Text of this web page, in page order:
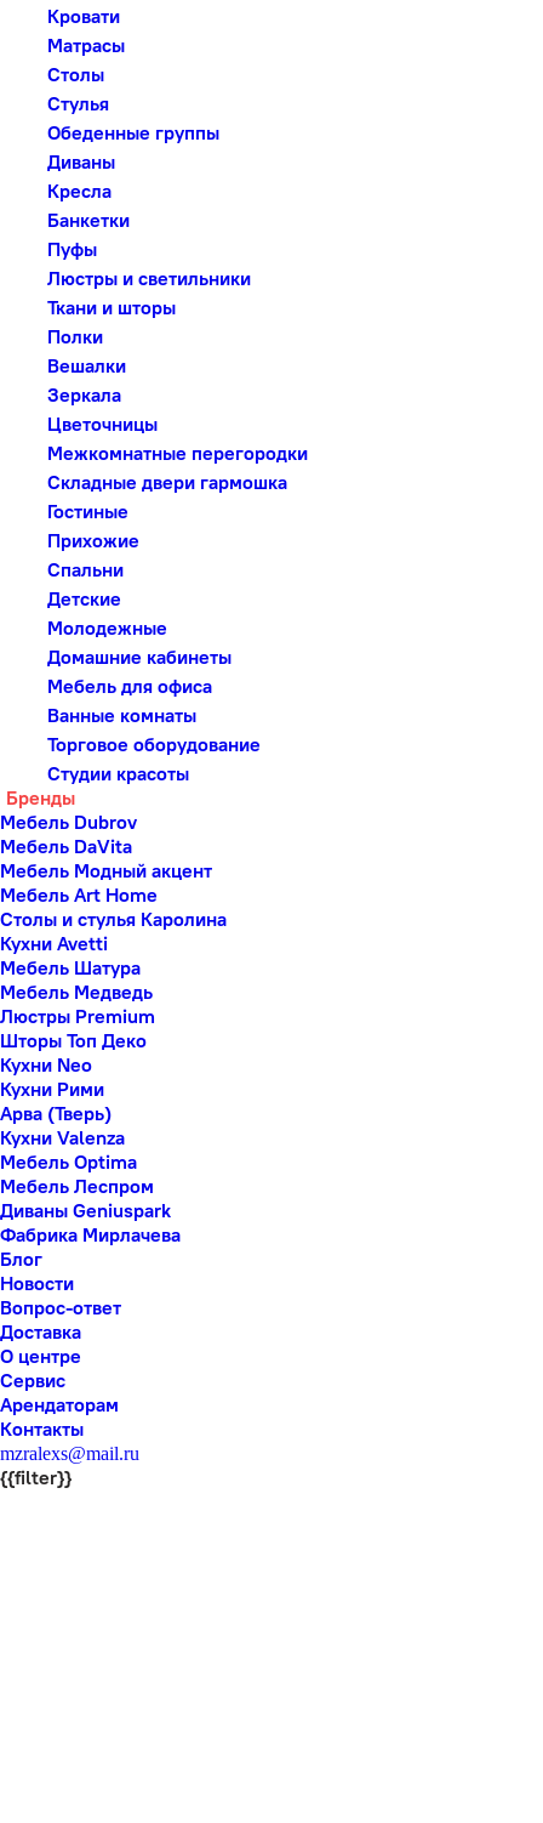
Кровати
Матрасы
Столы
Стулья
Обеденные группы
Диваны
Кресла
Банкетки
Пуфы
Люстры и светильники
Ткани и шторы
Полки
Вешалки
Зеркала
Цветочницы
Межкомнатные перегородки
Складные двери гармошка
Гостиные
Прихожие
Спальни
Детские
Молодежные
Домашние кабинеты
Мебель для офиса
Ванные комнаты
Торговое оборудование
Студии красоты
Бренды
Мебель Dubrov
Мебель DaVita
Мебель Модный акцент
Мебель Art Home
Столы и стулья Каролина
Кухни Avetti
Мебель Шатура
Мебель Медведь
Люстры Premium
Шторы Топ Деко
Кухни Neo
Кухни Рими
Арва (Тверь)
Кухни Valenza
Мебель Optima
Мебель Леспром
Диваны Geniuspark
Фабрика Мирлачева
Блог
Новости
Вопрос-ответ
Доставка
О центре
Сервис
Арендаторам
Контакты
mzralexs@mail.ru
{{filter}}